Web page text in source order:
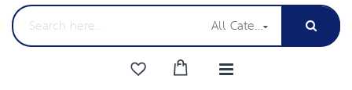
All Categories